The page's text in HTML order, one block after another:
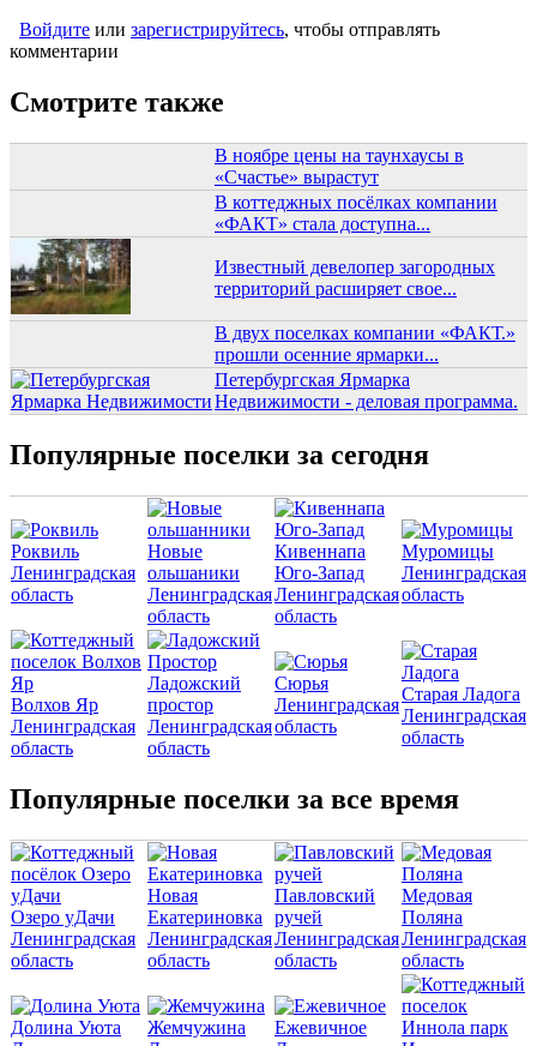
Войдите или зарегистрируйтесь, чтобы отправлять
комментарии
Смотрите также
В ноябре цены на таунхаусы в
«Счастье» вырастут
В коттеджных посёлках компании
«ФАКТ» стала доступна...
Известный девелопер загородных
территорий расширяет свое...
В двух поселках компании «ФАКТ.»
прошли осенние ярмарки...
Петербургская Ярмарка
Недвижимости - деловая программа.
Популярные поселки за сегодня
Роквиль
Ленинградская
область
Новые
ольшаники
Ленинградская
область
Кивеннапа
Юго-Запад
Ленинградская
область
Муромицы
Ленинградская
область
Волхов Яр
Ленинградская
область
Ладожский
простор
Ленинградская
область
Сюрья
Ленинградская
область
Старая Ладога
Ленинградская
область
Популярные поселки за все время
Озеро уДачи
Ленинградская
область
Новая
Екатериновка
Ленинградская
область
Павловский
ручей
Ленинградская
область
Медовая
Поляна
Ленинградская
область
Долина Уюта
Жемчужина
Ежевичное